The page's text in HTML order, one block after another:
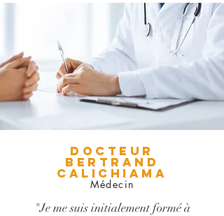
DOCTEUR
BERTRAND
CALICHIAMA
Médecin
"Je me suis initialement formé à